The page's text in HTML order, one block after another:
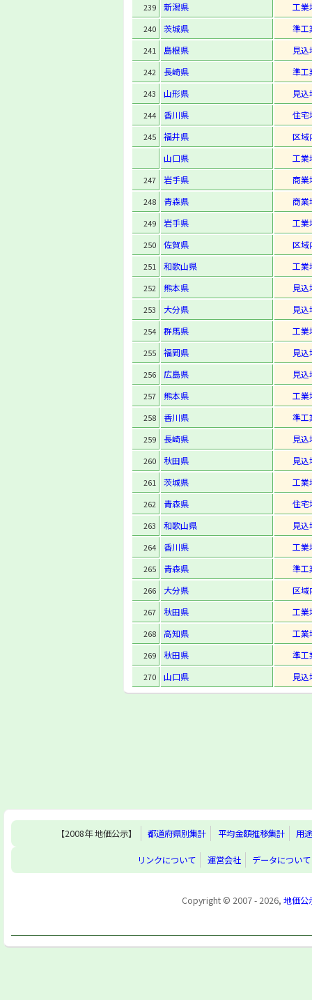
239 新潟県 工業
240 茨城県 準工
241 島根県 見込
242 長崎県 準工
243 山形県 見込
244 香川県 住宅
245 福井県
区域
山口県
工業
247 岩手県 商業
248 青森県 商業
249 岩手県 工業
250 佐賀県 区域
251 和歌山県 工業
252 熊本県 見込
253 大分県 見込
254 群馬県 工業
255 福岡県 見込
256 広島県 見込
257 熊本県 工業
258 香川県 準工
259 長崎県 見込
260 秋田県 見込
261 茨城県 工業
262 青森県 住宅
263 和歌山県 見込
264 香川県 工業
265 青森県 準工
266 大分県 区域
267 秋田県 工業
268 高知県 工業
269 秋田県 準工
270 山口県 見込
【2008年 地価公示】 都道府県別集計 平均金額推移集計 用
リンクについて 運営会社 データについて
Copyright © 2007 - 2026, 地価公